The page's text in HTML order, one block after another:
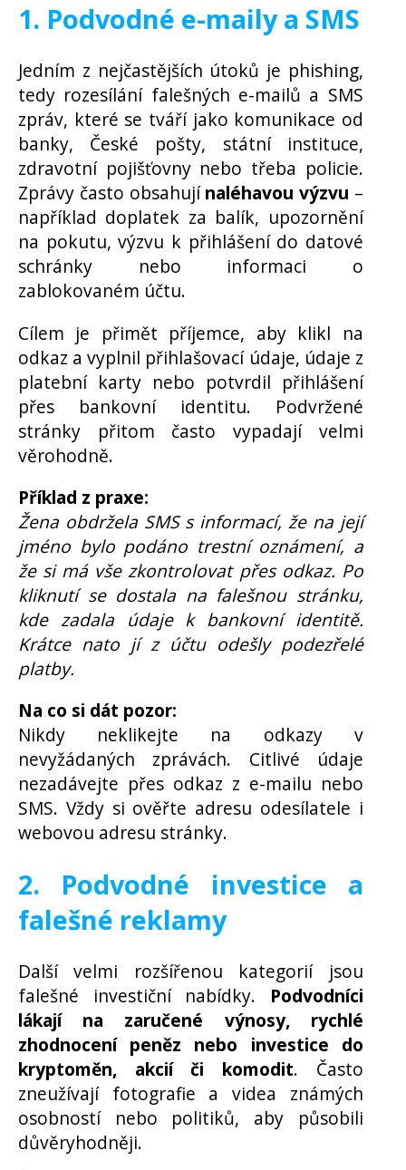
1. Podvodné e-maily a SMS
Jedním z nejčastějších útoků je phishing,
tedy rozesílání falešných e-mailů a SMS
zpráv, které se tváří jako komunikace od
banky, České pošty, státní instituce,
zdravotní pojišťovny nebo třeba policie.
Zprávy často obsahujínaléhavou výzvu –
například doplatek za balík, upozornění
na pokutu, výzvu k přihlášení do datové
schránky nebo informaci o
zablokovaném účtu.
Cílem je přimět příjemce, aby klikl na
odkaz a vyplnil přihlašovací údaje, údaje z
platební karty nebo potvrdil přihlášení
přes bankovní identitu. Podvržené
stránky přitom často vypadají velmi
věrohodně.
Příklad z praxe:
Žena obdržela SMS s informací, že na její
jméno bylo podáno trestní oznámení, a
že si má vše zkontrolovat přes odkaz. Po
kliknutí se dostala na falešnou stránku,
kde zadala údaje k bankovní identitě.
Krátce nato jí z účtu odešly podezřelé
platby.
Na co si dát pozor:
Nikdy neklikejte na odkazy v
nevyžádaných zprávách. Citlivé údaje
nezadávejte přes odkaz z e-mailu nebo
SMS. Vždy si ověřte adresu odesílatele i
webovou adresu stránky.
2. Podvodné investice a
falešné reklamy
Další velmi rozšířenou kategorií jsou
falešné investiční nabídky. Podvodníci
lákají na zaručené výnosy, rychlé
zhodnocení peněz nebo investice do
kryptoměn, akcií či komodit. Často
zneužívají fotografie a videa známých
osobností nebo politiků, aby působili
důvěryhodněji.